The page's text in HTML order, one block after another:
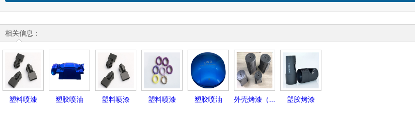
相关信息：
塑料喷漆 塑胶喷油 塑料喷漆 塑料喷漆 塑胶喷油 外壳烤漆（... 塑胶烤漆